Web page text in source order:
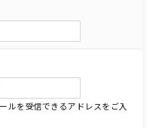
を受信できるアドレスをご入